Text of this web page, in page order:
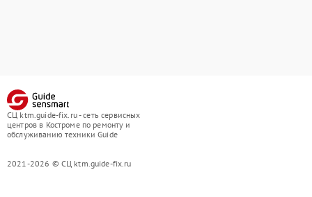
СЦ ktm.guide-fix.ru - сеть сервисных
центров в Костроме по ремонту и
обслуживанию техники Guide
2021-2026 © СЦ ktm.guide-fix.ru